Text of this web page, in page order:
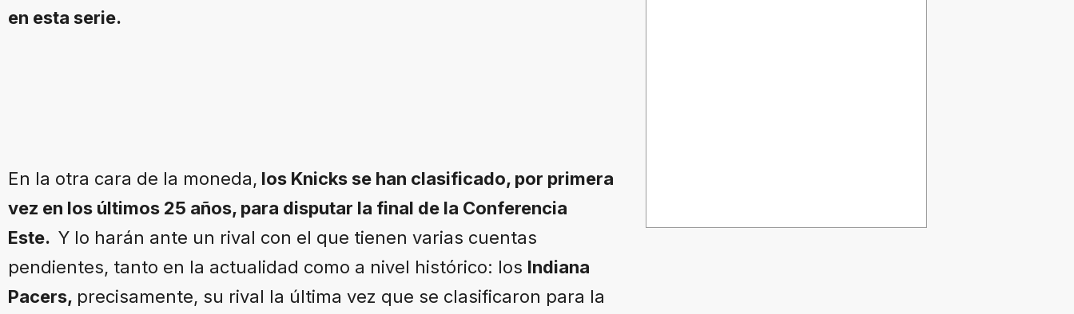
en esta serie.
En la otra cara de la moneda, los Knicks se han clasificado, por primera
vez en los últimos 25 años, para disputar la final de la Conferencia
Este. Y lo harán ante un rival con el que tienen varias cuentas
pendientes, tanto en la actualidad como a nivel histórico: los Indiana
Pacers, precisamente, su rival la última vez que se clasificaron para la